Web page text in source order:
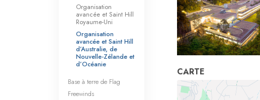
CARTE
Organisation
avancée et Saint Hill
Royaume-Uni
Organisation
avancée et Saint Hill
d’Australie, de
Nouvelle-Zélande et
d’Océanie
Base à terre de Flag
Freewinds